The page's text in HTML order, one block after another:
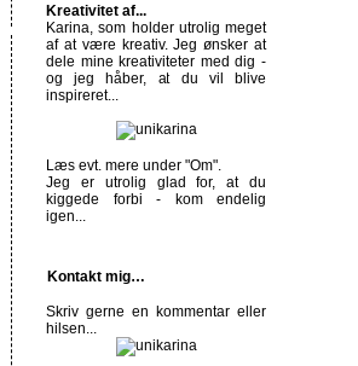
Kreativitet af...
Karina, som holder utrolig meget
af at være kreativ. Jeg ønsker at
dele mine kreativiteter med dig -
og jeg håber, at du vil blive
inspireret...
Læs evt. mere under "Om".
Jeg er utrolig glad for, at du
kiggede forbi - kom endelig
igen...
Kontakt mig…
Skriv gerne en kommentar eller
hilsen